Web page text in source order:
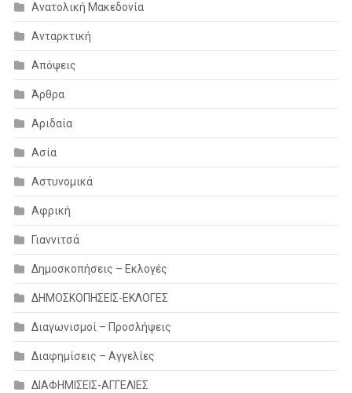
Ανατολική Μακεδονία
Ανταρκτική
Απόψεις
Άρθρα
Αριδαία
Ασία
Αστυνομικά
Αφρική
Γιαννιτσά
Δημοσκοπήσεις – Εκλογές
ΔΗΜΟΣΚΟΠΗΣΕΙΣ-ΕΚΛΟΓΕΣ
Διαγωνισμοί – Προσλήψεις
Διαφημίσεις – Αγγελίες
ΔΙΑΦΗΜΙΣΕΙΣ-ΑΓΓΕΛΙΕΣ